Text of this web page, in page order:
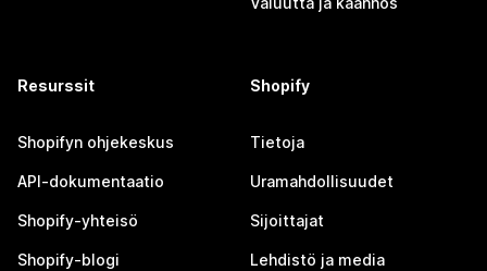
Resurssit
Shopifyn ohjekeskus
API-dokumentaatio
Shopify-yhteisö
Shopify-blogi
Shopify
Tietoja
Uramahdollisuudet
Sijoittajat
Lehdistö ja media